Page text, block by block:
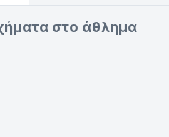
στο άθλημα